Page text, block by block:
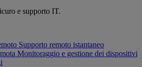
e supporto IT.
Supporto remoto istantaneo
Monitoraggio e gestione dei dispositivi